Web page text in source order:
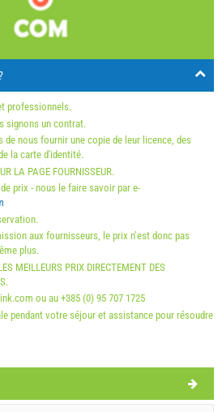
unité pour un nombre défini de
2025 - 31 déc. 2026 / - 10 %
des clients (01.07. - 31.08): 5 EUR
des clients (01.01 - 30.06.
(once - par_person)
26 27 28
professionnels.
signons un contrat.
nous fournir une copie de leur licence, des
la carte d'identité.
LA PAGE FOURNISSEUR.
prix - nous le faire savoir par e-
aux fournisseurs, le prix n’est donc pas
plus.
MEILLEURS PRIX DIRECTEMENT DES
ou au +385 (0) 95 707 1725
pendant votre séjour et assistance pour résoudre